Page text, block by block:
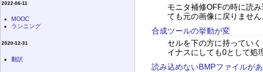
モニタ補修OFFの時に読
ても元の画像に戻りません
合成ツールの挙動が変
セルを下の方に持ってい
イナスにしても0として処
読み込めないBMPファイルがあ
2022-06-11
MOOC
ランニング
2020-12-31
翻訳